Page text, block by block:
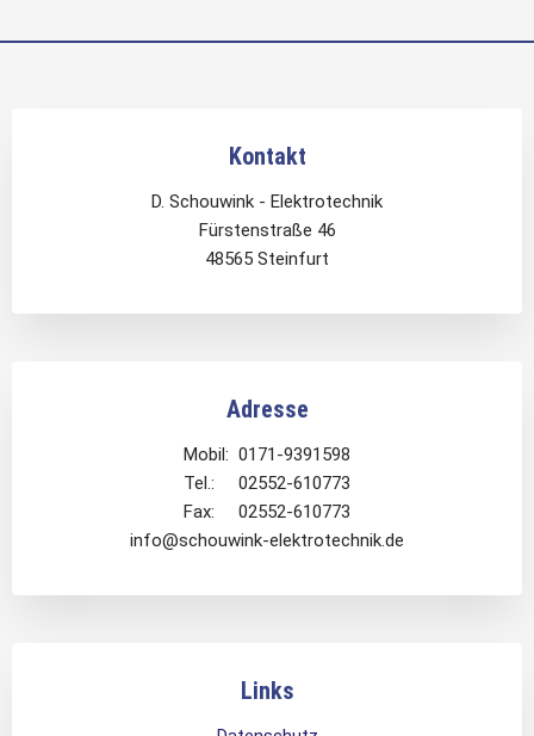
Kontakt
D. Schouwink - Elektrotechnik
Fürstenstraße 46
48565 Steinfurt
Adresse
Mobil: 0171-9391598
Tel.: 02552-610773
Fax: 02552-610773
info@schouwink-elektrotechnik.de
Links